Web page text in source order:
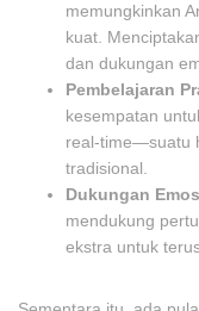
memungkinkan
kuat.
dan dukungan
Pembelajaran
kesempatan
real-time—suatu
tradisional.
Dukungan
mendukung
ekstra untuk